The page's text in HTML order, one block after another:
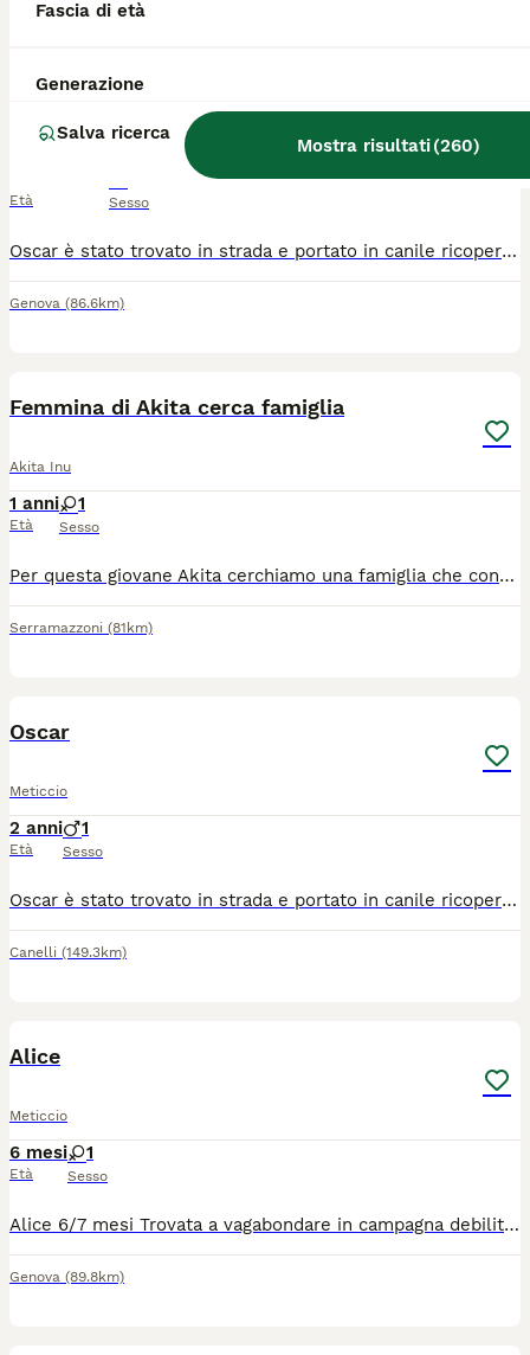
Fascia di età
Generazione
Salva ricerca
Mostra risultati(260)
Oscar
Meticcio
Età Sesso
Oscar è stato trovato in strada e portato in canile ricoperto di zecche e pulci, è stato ripulito, è stato curato ed è partito in adozione. La famiglia che lo ha accolto ha un altro cane che non ha accettato Oscar. Oscar è un po’ esuberante soprattutto con i maschi, ma non ha mai mostrato aggressività, invece con le femmine va d’accordo ed ed è molto affettuoso con le persone. Oscar si trova a Torino e cerca una nuova famiglia che lo possa accogliere.
Genova (86.6km)
Femmina di Akita cerca famiglia
Akita Inu
1 anni
Età
1
Sesso
Per questa giovane Akita cerchiamo una famiglia che conosce la razza è ha esperienza con i cani. Buona di carattere, giocherellona e gode buona salute.
Serramazzoni (81km)
Oscar
Meticcio
2 anni
Età
1
Sesso
Oscar è stato trovato in strada e portato in canile ricoperto di zecche e pulci, è stato ripulito, è stato curato ed è partito in adozione. La famiglia che lo ha accolto ha un altro cane che non ha accettato Oscar. Oscar è un po’ esuberante soprattutto con i maschi, ma non ha mai mostrato aggressività, invece con le femmine va d’accordo ed ed è molto affettuoso con le persone. Oscar si trova a Torino e cerca una nuova famiglia che lo possa accogliere.
Canelli (149.3km)
Alice
Meticcio
6 mesi
Età
1
Sesso
Alice 6/7 mesi Trovata a vagabondare in campagna debilitata e con febbre alta. Adesso sta bene e presto potrà andare a casa. Socievole, dolcissima molto affettuosa. Va d’accordo con cani e gatti. Per lei si cerca famiglia con pazienza ed esperienza
Genova (89.8km)